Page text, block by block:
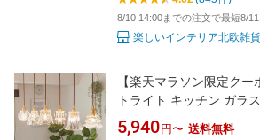
8/10 14:00までの注文で最短8/
楽しいインテリア北欧雑
【楽天マラソン限定ク
トライト キッチン ガラ
おしゃれ トイレ アンテ
5,940 円〜 送料無料